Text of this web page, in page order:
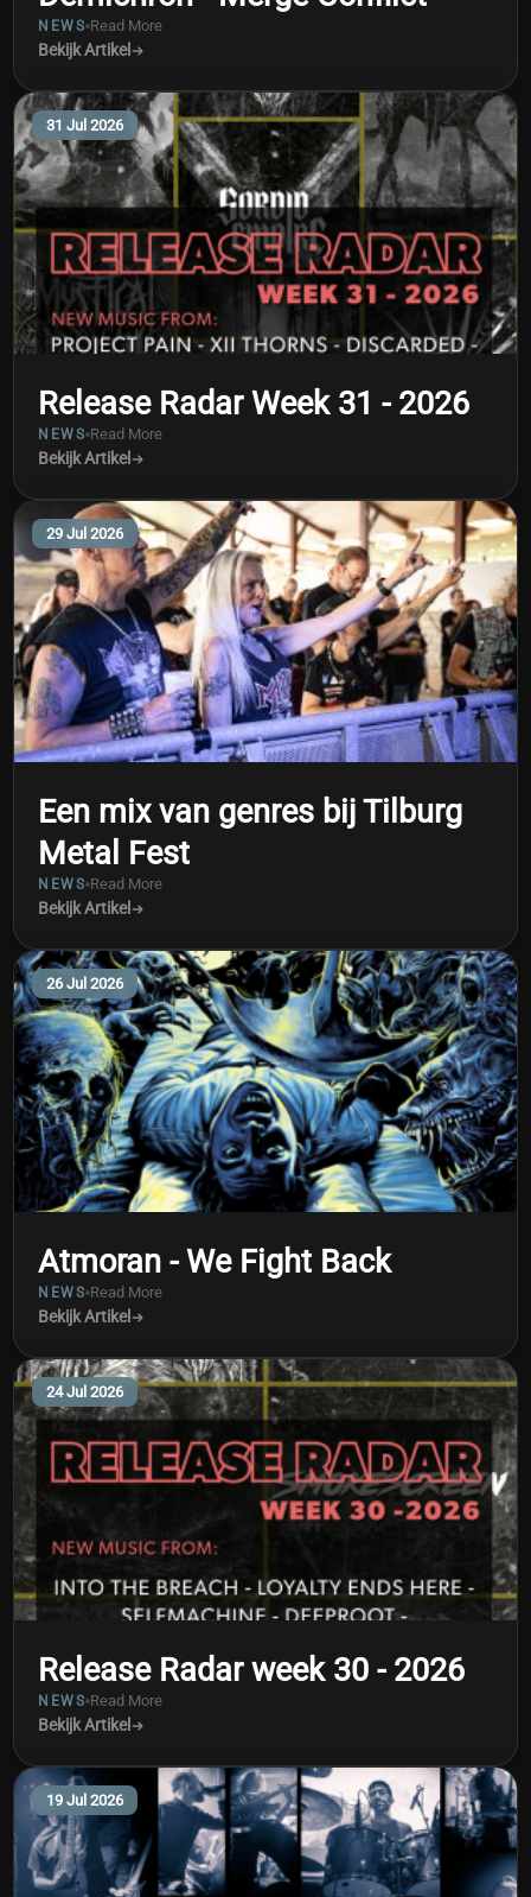
NEWS Read More
Bekijk Artikel
31 Jul 2026
Release Radar Week 31 - 2026
NEWS Read More
Bekijk Artikel
29 Jul 2026
Een mix van genres bij Tilburg
Metal Fest
NEWS Read More
Bekijk Artikel
26 Jul 2026
Atmoran - We Fight Back
NEWS Read More
Bekijk Artikel
24 Jul 2026
Release Radar week 30 - 2026
NEWS Read More
Bekijk Artikel
19 Jul 2026